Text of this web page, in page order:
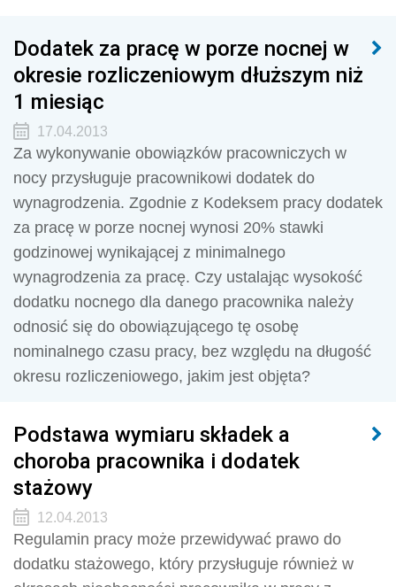
Dodatek za pracę w porze nocnej w
okresie rozliczeniowym dłuższym niż
1 miesiąc
17.04.2013
Za wykonywanie obowiązków pracowniczych w
nocy przysługuje pracownikowi dodatek do
wynagrodzenia. Zgodnie z Kodeksem pracy dodatek
za pracę w porze nocnej wynosi 20% stawki
godzinowej wynikającej z minimalnego
wynagrodzenia za pracę. Czy ustalając wysokość
dodatku nocnego dla danego pracownika należy
odnosić się do obowiązującego tę osobę
nominalnego czasu pracy, bez względu na długość
okresu rozliczeniowego, jakim jest objęta?
Podstawa wymiaru składek a
choroba pracownika i dodatek
stażowy
12.04.2013
Regulamin pracy może przewidywać prawo do
dodatku stażowego, który przysługuje również w